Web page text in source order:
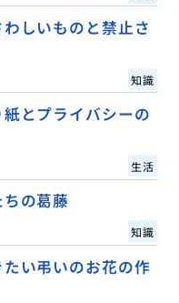
しいものと禁止さ
知識
とプライバシーの
生活
の葛藤
知識
い弔いのお花の作